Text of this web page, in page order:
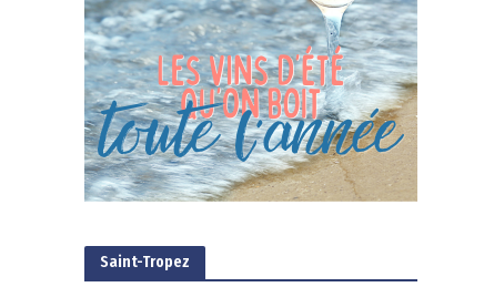
Saint-Tropez